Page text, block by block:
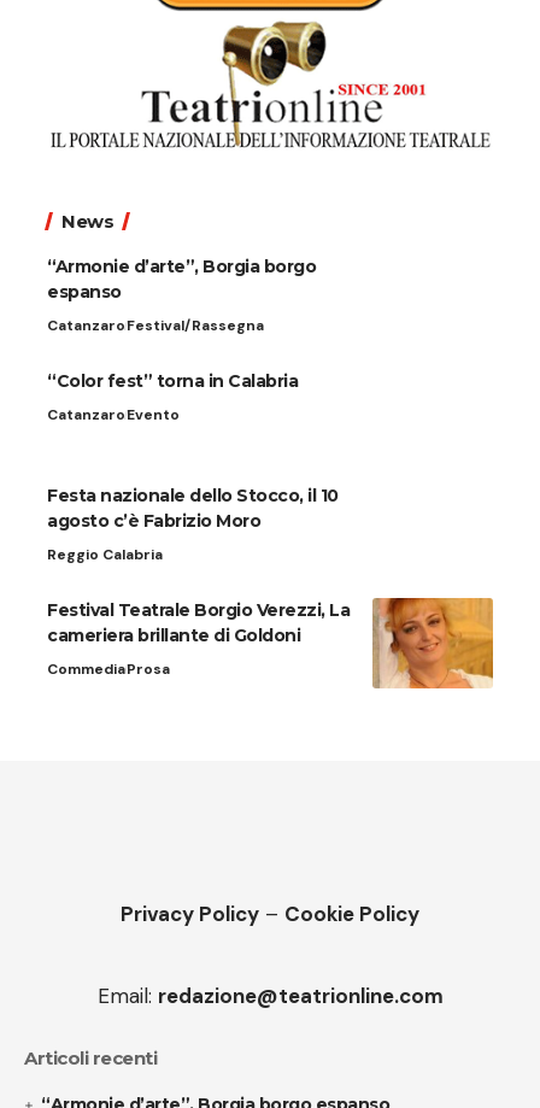
News
“Armonie d’arte”, Borgia borgo
espanso
CatanzaroFestival/Rassegna
“Color fest” torna in Calabria
CatanzaroEvento
Festa nazionale dello Stocco, il 10
agosto c’è Fabrizio Moro
Reggio Calabria
Festival Teatrale Borgio Verezzi, La
cameriera brillante di Goldoni
CommediaProsa
Privacy Policy – Cookie Policy
Email: redazione@teatrionline.com
Articoli recenti